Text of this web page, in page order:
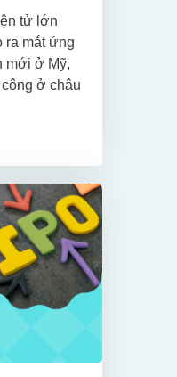
tử lớn
ra mắt ứng
mới ở Mỹ,
ở châu